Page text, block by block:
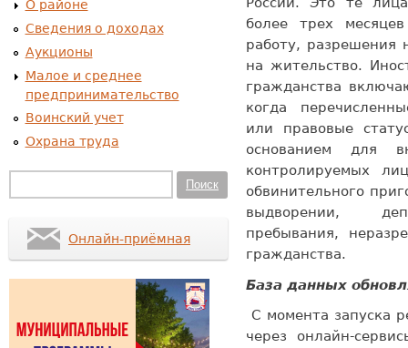
более трех
работу, разрешения
на жительство.
гражданства
когда
или правовые
основанием для
контролируемых
обвинительного
выдворении,
пребывания,
гражданства.
База данных
С момента запуска
через онлайн-
О районе
Сведения о доходах
Аукционы
Малое и среднее
предпринимательство
Воинский учет
Охрана труда
Поиск
Онлайн-приёмная